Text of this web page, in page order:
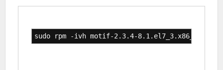
sudo rpm -ivh motif-2.3.4-8.1.el7_3.x86_64.rpm